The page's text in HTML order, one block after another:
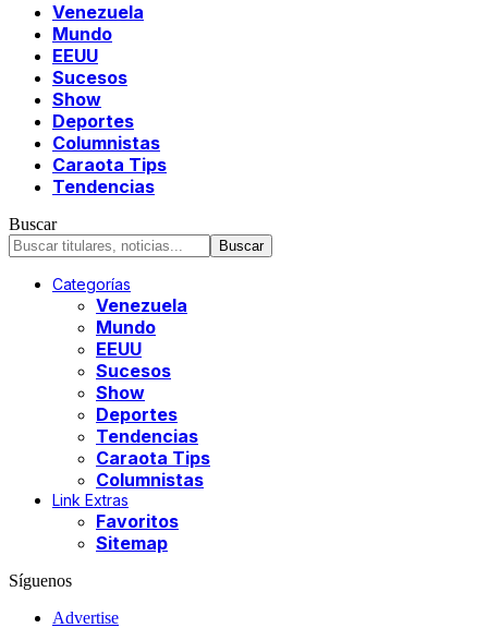
Venezuela
Mundo
EEUU
Sucesos
Show
Deportes
Columnistas
Caraota Tips
Tendencias
Buscar
Categorías
Venezuela
Mundo
EEUU
Sucesos
Show
Deportes
Tendencias
Caraota Tips
Columnistas
Link Extras
Favoritos
Sitemap
Síguenos
Advertise